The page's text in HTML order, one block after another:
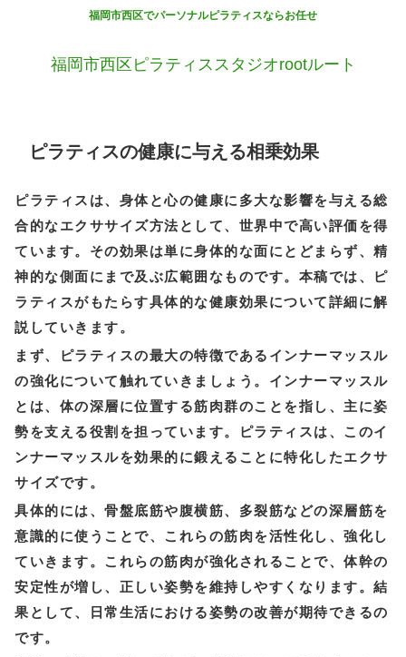
福岡市西区でパーソナルピラティスならお任せ
福岡市西区ピラティススタジオrootルート
ピラティスの健康に与える相乗効果
ピラティスは、身体と心の健康に多大な影響を与える総
合的なエクササイズ方法として、世界中で高い評価を得
ています。その効果は単に身体的な面にとどまらず、精
神的な側面にまで及ぶ広範囲なものです。本稿では、ピ
ラティスがもたらす具体的な健康効果について詳細に解
説していきます。
まず、ピラティスの最大の特徴であるインナーマッスル
の強化について触れていきましょう。インナーマッスル
とは、体の深層に位置する筋肉群のことを指し、主に姿
勢を支える役割を担っています。ピラティスは、このイ
ンナーマッスルを効果的に鍛えることに特化したエクサ
サイズです。
具体的には、骨盤底筋や腹横筋、多裂筋などの深層筋を
意識的に使うことで、これらの筋肉を活性化し、強化し
ていきます。これらの筋肉が強化されることで、体幹の
安定性が増し、正しい姿勢を維持しやすくなります。結
果として、日常生活における姿勢の改善が期待できるの
です。